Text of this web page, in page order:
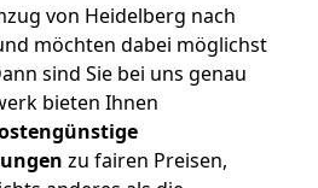
von Heidelberg nach
möchten dabei möglichst
sind Sie bei uns genau
bieten Ihnen
zu fairen Preisen,